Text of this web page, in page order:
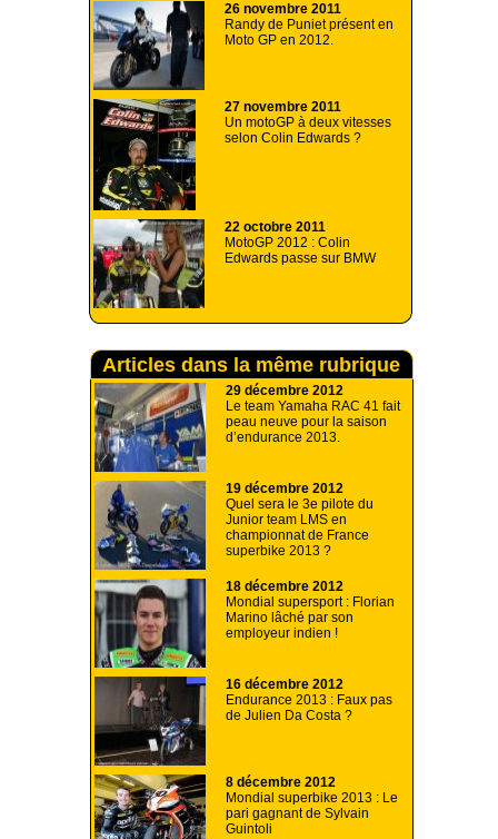
26 novembre 2011
Randy de Puniet présent en
Moto GP en 2012.
27 novembre 2011
Un motoGP à deux vitesses
selon Colin Edwards ?
22 octobre 2011
MotoGP 2012 : Colin
Edwards passe sur BMW
Articles dans la même rubrique
29 décembre 2012
Le team Yamaha RAC 41 fait
peau neuve pour la saison
d’endurance 2013.
19 décembre 2012
Quel sera le 3e pilote du
Junior team LMS en
championnat de France
superbike 2013 ?
18 décembre 2012
Mondial supersport : Florian
Marino lâché par son
employeur indien !
16 décembre 2012
Endurance 2013 : Faux pas
de Julien Da Costa ?
8 décembre 2012
Mondial superbike 2013 : Le
pari gagnant de Sylvain
Guintoli